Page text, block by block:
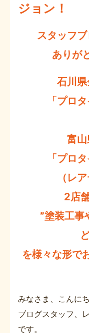
ジョン！
スタッフブ
ありが
石川
「プロ
富
「プロ
（レ
2店
”塗装工事
を様々な形で
みなさま、こんに
ブログスタッフ、
です。